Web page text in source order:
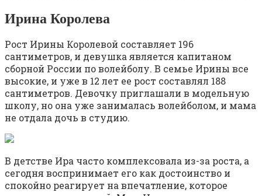
Ирина Королева
Рост Ирины Королевой составляет 196
сантиметров, и девушка является капитаном
сборной России по волейболу. В семье Ирины все
высокие, и уже в 12 лет ее рост составлял 188
сантиметров. Девочку приглашали в модельную
школу, но она уже занималась волейболом, и мама
не отдала дочь в студию.
В детстве Ира часто комплексовала из-за роста, а
сегодня воспринимает его как достоинство и
спокойно реагирует на впечатление, которое